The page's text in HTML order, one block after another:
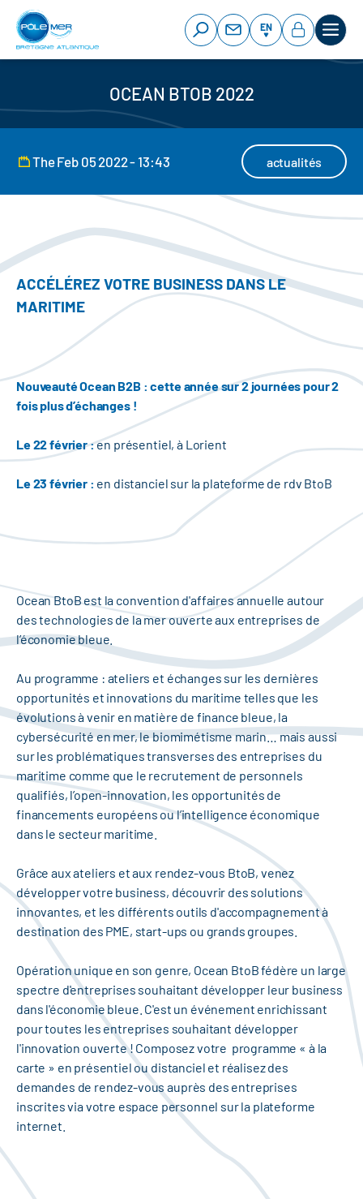
Cookies management panel
Skip
main
EN
OCEAN BTOB 2022
The Feb 05 2022 - 13:43 actualités
ACCÉLÉREZ VOTRE BUSINESS DANS LE
MARITIME
Nouveauté Ocean B2B : cette année sur 2 journées pour 2
fois plus d’échanges !
Le 22 février :en présentiel, à Lorient
Le 23 février : en distanciel sur la plateforme de rdv BtoB
Ocean BtoB est la convention d'affaires annuelle autour
des technologies de la mer ouverte aux entreprises de
l’économie bleue.
Au programme : ateliers et échanges sur les dernières
opportunités et innovations du maritime telles que les
évolutions à venir en matière de finance bleue, la
cybersécurité en mer, le biomimétisme marin… mais aussi
sur les problématiques transverses des entreprises du
maritime comme que le recrutement de personnels
qualifiés, l’open-innovation, les opportunités de
financements européens ou l’intelligence économique
dans le secteur maritime.
Grâce aux ateliers et aux rendez-vous BtoB, venez
développer votre business, découvrir des solutions
innovantes, et les différents outils d'accompagnement à
destination des PME, start-ups ou grands groupes.
Opération unique en son genre, Ocean BtoB fédère un large
spectre d'entreprises souhaitant développer leur business
dans l'économie bleue. C'est un événement enrichissant
pour toutes les entreprises souhaitant développer
l'innovation ouverte ! Composez votre programme « à la
carte » en présentiel ou distanciel et réalisez des
demandes de rendez-vous auprès des entreprises
inscrites via votre espace personnel sur la plateforme
internet.